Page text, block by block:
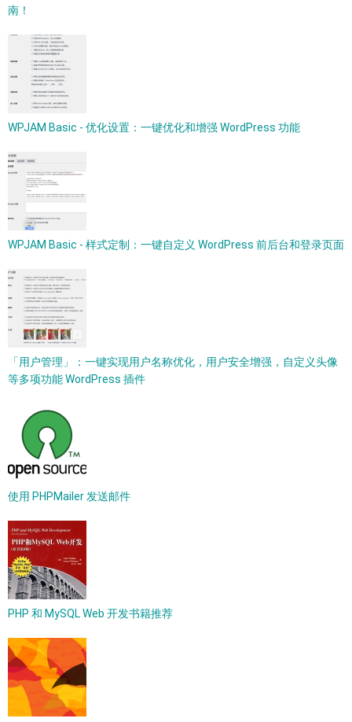
南！
WPJAM Basic - 优化设置：一键优化和增强 WordPress 功能
WPJAM Basic - 样式定制：一键自定义 WordPress 前后台和登录页面
「用户管理」：一键实现用户名称优化，用户安全增强，自定义头像
等多项功能 WordPress 插件
使用 PHPMailer 发送邮件
PHP 和 MySQL Web 开发书籍推荐